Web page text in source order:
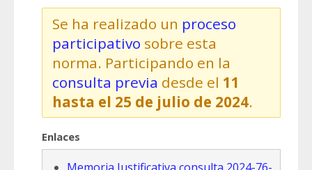
Se ha realizado un proceso
participativo sobre esta
norma. Participando en la
consulta previa desde el 11
hasta el 25 de julio de 2024.
Enlaces